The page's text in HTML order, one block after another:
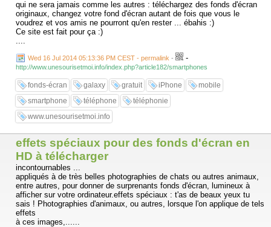
qui ne sera jamais comme les autres : téléchargez des fonds d'écran
originaux, changez votre fond d'écran autant de fois que vous le
voudrez et vos amis ne pourront qu'en rester ... ébahis :)
Ce site est fait pour ça :)
....
Wed 16 Jul 2014 05:13:36 PM CEST - permalink - -
http://www.unesourisetmoi.info/index.php?article182/smartphones
fonds-écran galaxy gratuit iPhone
mobile
smartphone
téléphone
téléphonie
www.unesourisetmoi.info
effets spéciaux pour des fonds d'écran en
HD à télécharger
incontournables ...
appliqués à de très belles photographies de chats ou autres animaux,
entre autres, pour donner de surprenants fonds d'écran, lumineux à
afficher sur votre ordinateur.effets spéciaux : t'as de beaux yeux tu
sais ! Photographies d'animaux, ou autres, lorsque l'on applique de tels
effets
à ces images,......